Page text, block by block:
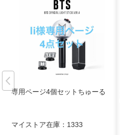
専用ページ4個セットちゅーる
マイストア在庫： 1333